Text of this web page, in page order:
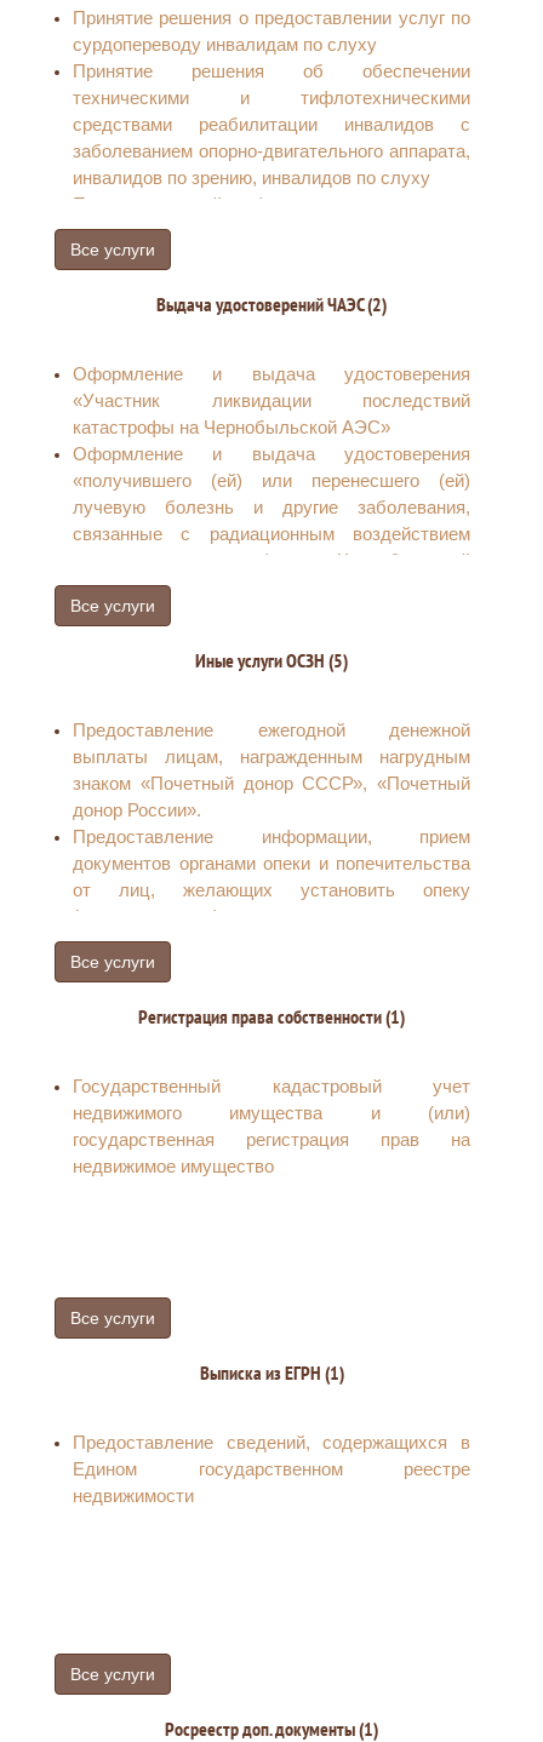
железнодорожного сообщения, - 50 процентов
стоимости проезда водным, воздушным или
междугородным автомобильным транспортом
реабилитированным гражданам
Снижение стоимости лекарств по рецепту
врача на 50 процентов
Выплата компенсации за предоставленные
услуги связи (абонентская плата за телефон и
приравненным к ним, ветеранам труда
Ростовской области
Прием заявлений от региональных льготников
региональным льготникам
Социальная поддержка отдельных категорий
региональных льготников «Бесплатные
изготовление и ремонт зубных протезов (кроме
расходов на оплату стоимости драгоценных
металлов и металлокерамики)»
Присвоение звания «Ветеран труда»
Ростовской области»
Принятие решения о предоставлении услуг по
сурдопереводу инвалидам по слуху
Принятие решения об обеспечении
техническими и тифлотехническими
средствами реабилитации инвалидов с
заболеванием опорно-двигательного аппарата,
инвалидов по зрению, инвалидов по слуху
Прием заявлений от федеральных льготников
для выдачи электронного социального
проездного билета
Все услуги
Выдача удостоверений ЧАЭС (2)
Оформление и выдача удостоверения
«Участник ликвидации последствий
катастрофы на Чернобыльской АЭС»
Оформление и выдача удостоверения
«получившего (ей) или перенесшего (ей)
лучевую болезнь и другие заболевания,
связанные с радиационным воздействием
вследствие катастрофы на Чернобыльской
АЭС; ставшего (ей) инвалидом»
Все услуги
Иные услуги ОСЗН (5)
Предоставление ежегодной денежной
выплаты лицам, награжденным нагрудным
знаком «Почетный донор СССР», «Почетный
донор России».
Предоставление информации, прием
документов органами опеки и попечительства
от лиц, желающих установить опеку
(попечительство) или патронаж над
определенной категорией граждан (лица,
признанные в установленном законом порядке
Выдача справок студентам для получения
Оплата расходов на газификацию
домовладения (квартиры)
Оказание государственной социальной
помощи отдельным категориям граждан
(предоставление государственной социальной
Все услуги
Регистрация права собственности (1)
Государственный кадастровый учет
недвижимого имущества и (или)
государственная регистрация прав на
недвижимое имущество
Все услуги
Выписка из ЕГРН (1)
Предоставление сведений, содержащихся в
Едином государственном реестре
недвижимости
Все услуги
Росреестр доп. документы (1)